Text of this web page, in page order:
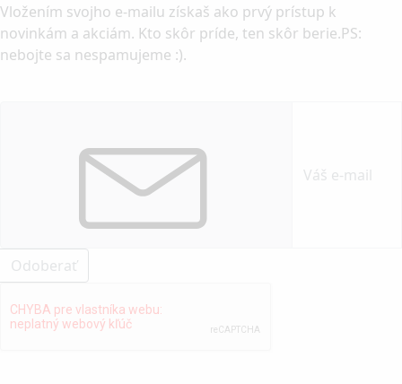
Vložením svojho e-mailu získaš ako prvý prístup k
novinkám a akciám. Kto skôr príde, ten skôr berie.PS:
nebojte sa nespamujeme :).
Odoberať